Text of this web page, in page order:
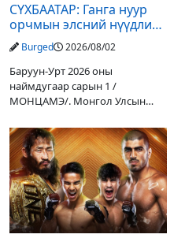
СҮХБААТАР: Ганга нуур
орчмын элсний нүүдлийг
зогсоох туршилтын ажил
үр дүнгээ өгч эхэлжээ
Burged 2026/08/02
Баруун-Урт 2026 оны
наймдугаар сарын 1 /
МОНЦАМЭ/. Монгол Улсын
Дарьгангын Ганга нуурыг
сэргээн, хамгаалах төслийг
улсын төсвийн хөрөнгө
оруулалтаар хийж буй.
Төслийн